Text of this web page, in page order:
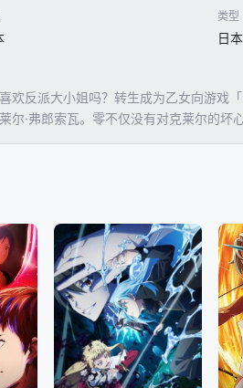
类型
日
欢反派大小姐吗？转生成为乙女向游
·弗郎索瓦。零不仅没有对克莱尔的坏